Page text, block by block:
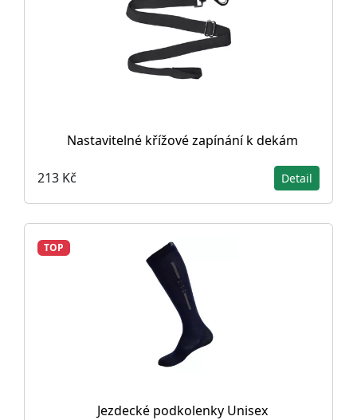
Nastavitelné křížové zapínání k dekám
213 Kč Detail
TOP
Jezdecké podkolenky Unisex